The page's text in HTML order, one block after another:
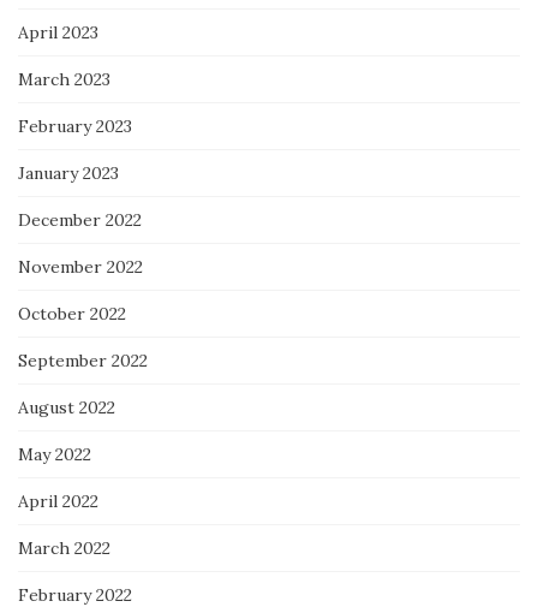
April 2023
March 2023
February 2023
January 2023
December 2022
November 2022
October 2022
September 2022
August 2022
May 2022
April 2022
March 2022
February 2022